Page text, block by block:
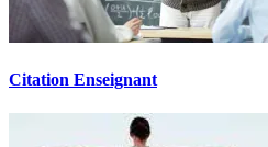
Citation Enseignant